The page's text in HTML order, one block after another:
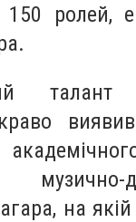
150 ролей,
талант
музично-
на